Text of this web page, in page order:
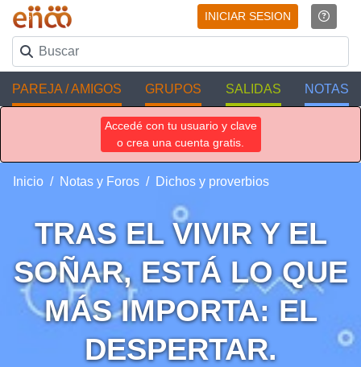
INICIAR SESION
PAREJA / AMIGOS GRUPOS SALIDAS NOTAS
Accedé con tu usuario y clave
o crea una cuenta gratis.
Inicio Notas y Foros Dichos y proverbios
TRAS EL VIVIR Y EL
SOÑAR, ESTÁ LO QUE
MÁS IMPORTA: EL
DESPERTAR.